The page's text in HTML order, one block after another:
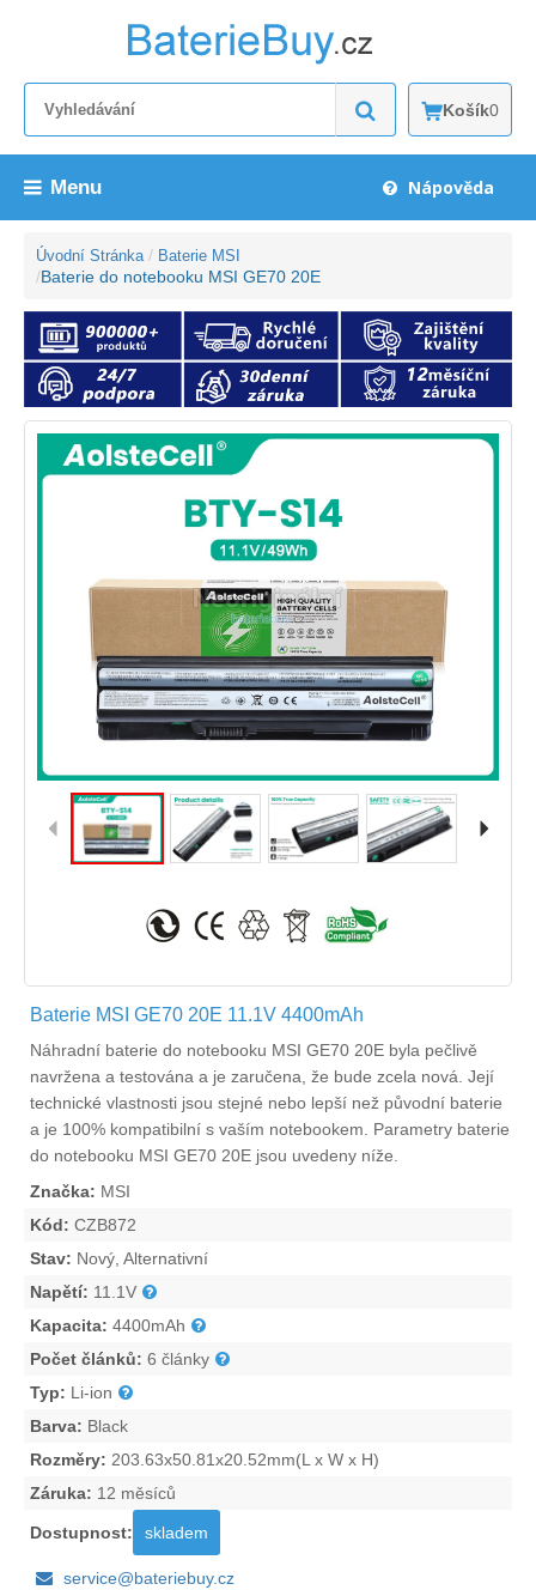
Košík0
Menu Nápověda
Úvodní Stránka Baterie MSI
Baterie do notebooku MSI GE70 20E
Baterie MSI GE70 20E 11.1V 4400mAh
Náhradní baterie do notebooku MSI GE70 20E byla pečlivě
navržena a testována a je zaručena, že bude zcela nová. Její
technické vlastnosti jsou stejné nebo lepší než původní baterie
a je 100% kompatibilní s vaším notebookem. Parametry baterie
do notebooku MSI GE70 20E jsou uvedeny níže.
Značka: MSI
Kód: CZB872
Stav: Nový, Alternativní
Napětí: 11.1V
Kapacita: 4400mAh
Počet článků: 6 články
Typ: Li-ion
Barva: Black
Rozměry: 203.63x50.81x20.52mm(L x W x H)
Záruka: 12 měsíců
Dostupnost: skladem
service@bateriebuy.cz